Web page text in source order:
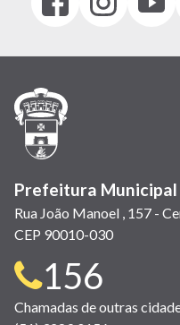
(link
em
janela)
(link
em
(link
em
Prefeitura
Rua João Manoel , 157 -
CEP 90010-030
Telefone
para
156
Chamadas de outras